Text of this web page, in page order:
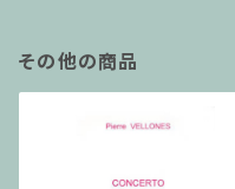
その他の商品